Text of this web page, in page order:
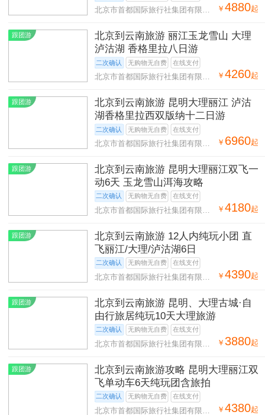
￥ 4880起
北京市首都国际旅行社集团有限公
跟团游
北京到云南旅游 丽江玉龙雪山 大理
泸沽湖 香格里拉八日游
二次确认 无购物无自费 在线支付
￥ 4260起
北京市首都国际旅行社集团有限公
跟团游
北京到云南旅游 昆明大理丽江 泸沽
湖香格里拉西双版纳十二日游
二次确认 无购物无自费 在线支付
￥ 6960起
北京市首都国际旅行社集团有限公
跟团游
北京到云南旅游 昆明大理丽江双飞一
动6天 玉龙雪山洱海攻略
二次确认 无购物无自费 在线支付
￥ 4180起
北京市首都国际旅行社集团有限公
跟团游
北京到云南旅游 12人内纯玩小团 直
飞丽江/大理/泸沽湖6日
二次确认 无购物无自费 在线支付
￥ 4390起
北京市首都国际旅行社集团有限公
跟团游
北京到云南旅游 昆明、大理古城·自
由行旅居纯玩10天大理旅游
二次确认 无购物无自费 在线支付
￥ 3880起
北京市首都国际旅行社集团有限公
跟团游
北京到云南旅游攻略 昆明大理丽江双
飞单动车6天纯玩团含旅拍
二次确认 无购物无自费 在线支付
￥ 4380起
北京市首都国际旅行社集团有限公